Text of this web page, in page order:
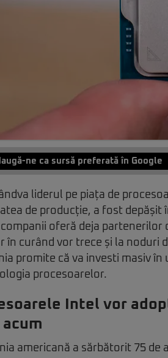
ne ca sursă preferată în Google
liderul pe piața de
de producție, a fost depășit
oferă deja partenerilor
în curând vor trece și la noduri
promite că va investi masiv
procesoarelor.
Intel vor
acum
americană a sărbătorit 75